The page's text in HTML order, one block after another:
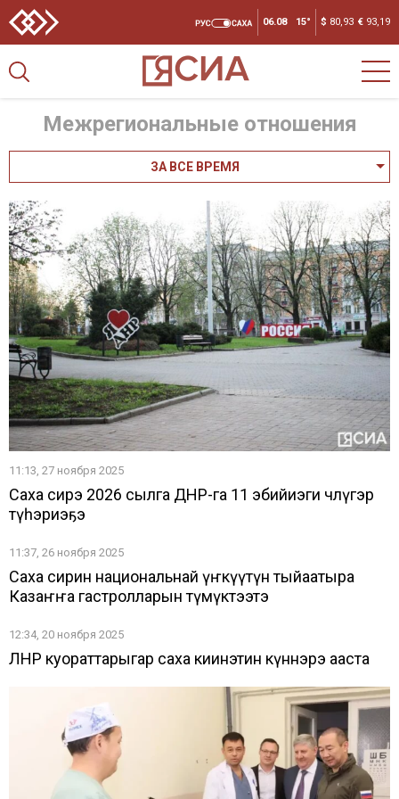
06.08 15° $ 80,93 € 93,19
Межрегиональные отношения
ЗА ВСЕ ВРЕМЯ
11:13, 27 ноября 2025
Саха сирэ 2026 сылга ДНР-га 11 эбийиэги чөлүгэр
түһэриэҕэ
11:37, 26 ноября 2025
Саха сирин национальнай үҥкүүтүн тыйаатыра
Казаҥҥа гастролларын түмүктээтэ
12:34, 20 ноября 2025
ЛНР куораттарыгар саха киинэтин күннэрэ ааста